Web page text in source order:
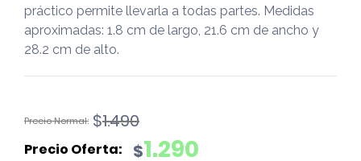
práctico permite llevarla a todas partes. Medidas
aproximadas: 1.8 cm de largo, 21.6 cm de ancho y
28.2 cm de alto.
$1.490
El
original
$1.290
El
actual